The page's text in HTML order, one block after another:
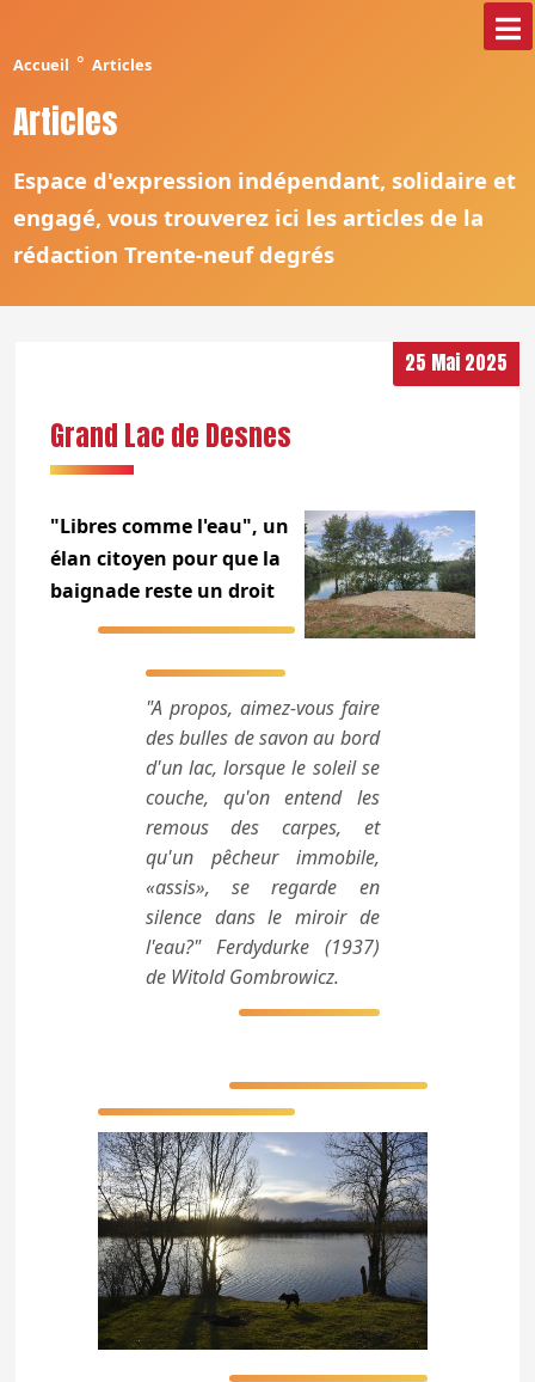
Accueil ° Articles
Articles
Espace d'expression indépendant, solidaire et
engagé, vous trouverez ici les articles de la
rédaction Trente-neuf degrés
25 Mai 2025
Grand Lac de Desnes
"Libres comme l'eau", un
élan citoyen pour que la
baignade reste un droit
"A propos, aimez-vous faire
des bulles de savon au bord
d'un lac, lorsque le soleil se
couche, qu'on entend les
remous des carpes, et
qu'un pêcheur immobile,
«assis», se regarde en
silence dans le miroir de
l'eau?" Ferdydurke (1937)
de Witold Gombrowicz.